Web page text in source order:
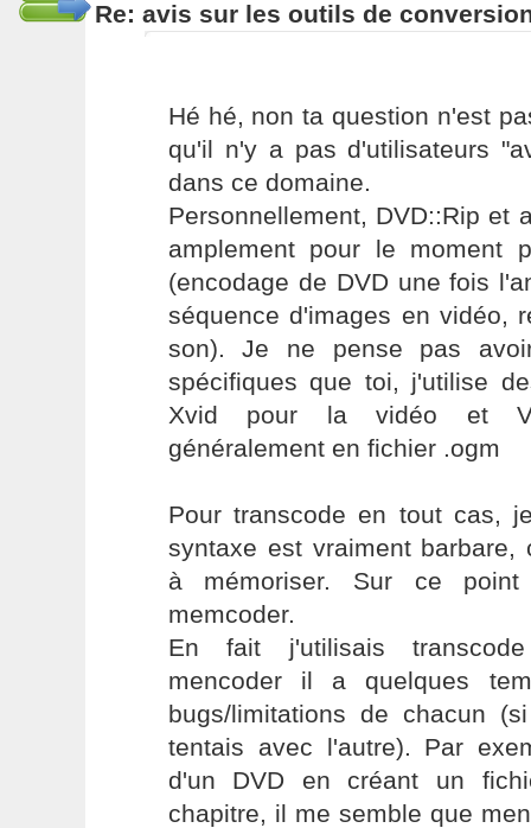
Re: avis sur les outils de
Hé hé, non ta question n'est
qu'il n'y a pas d'utilisateurs
dans ce domaine.
Personnellement, DVD::Rip et
amplement pour le moment
(encodage de DVD une fois
séquence d'images en vidéo,
son). Je ne pense pas
spécifiques que toi, j'utilise
Xvid pour la vidéo et
généralement en fichier .ogm
Pour transcode en tout cas,
syntaxe est vraiment barbare,
à mémoriser. Sur ce
memcoder.
En fait j'utilisais
mencoder il a quelques
bugs/limitations de chacun
tentais avec l'autre). Par
d'un DVD en créant un
chapitre, il me semble que